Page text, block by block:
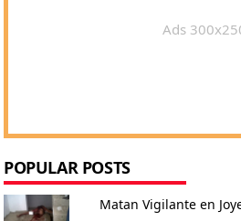
Ads
POPULAR POSTS
Matan Vigilante en